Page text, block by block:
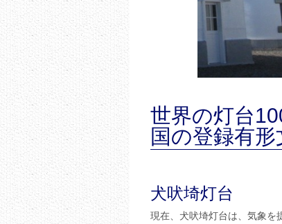
世界の灯台
国の登録有
犬吠埼灯台
現在、犬吠埼灯台は、気象を